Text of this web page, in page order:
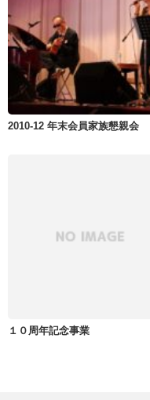
2010-12 年末会員家族懇親会
１０周年記念事業